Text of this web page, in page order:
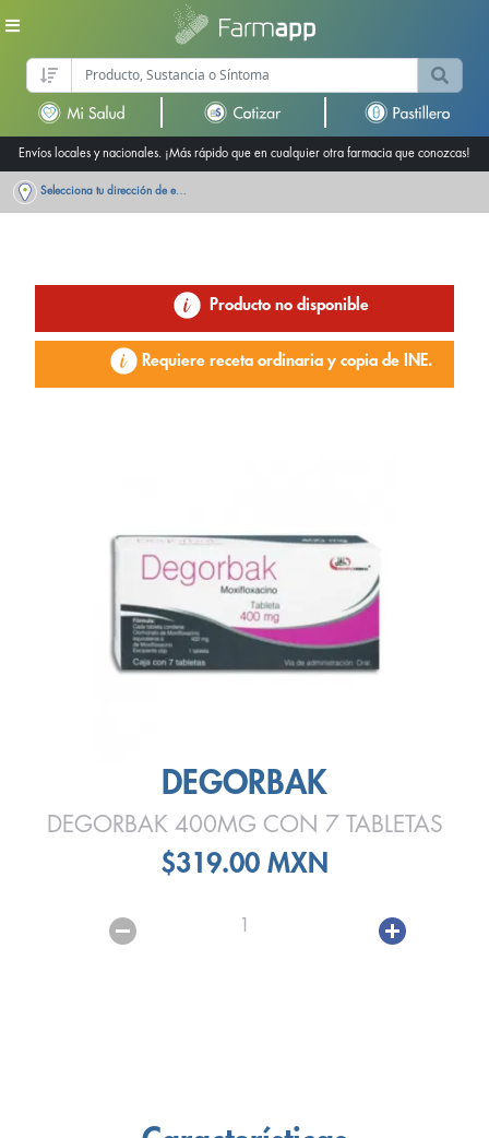
Envíos locales y nacionales. ¡Más rápido que en cualquier otra farmacia que conozcas!
Selecciona tu dirección de entrega
Producto no disponible
Requiere receta ordinaria y copia de INE.
DEGORBAK
DEGORBAK 400MG CON 7 TABLETAS
$319.00 MXN
1